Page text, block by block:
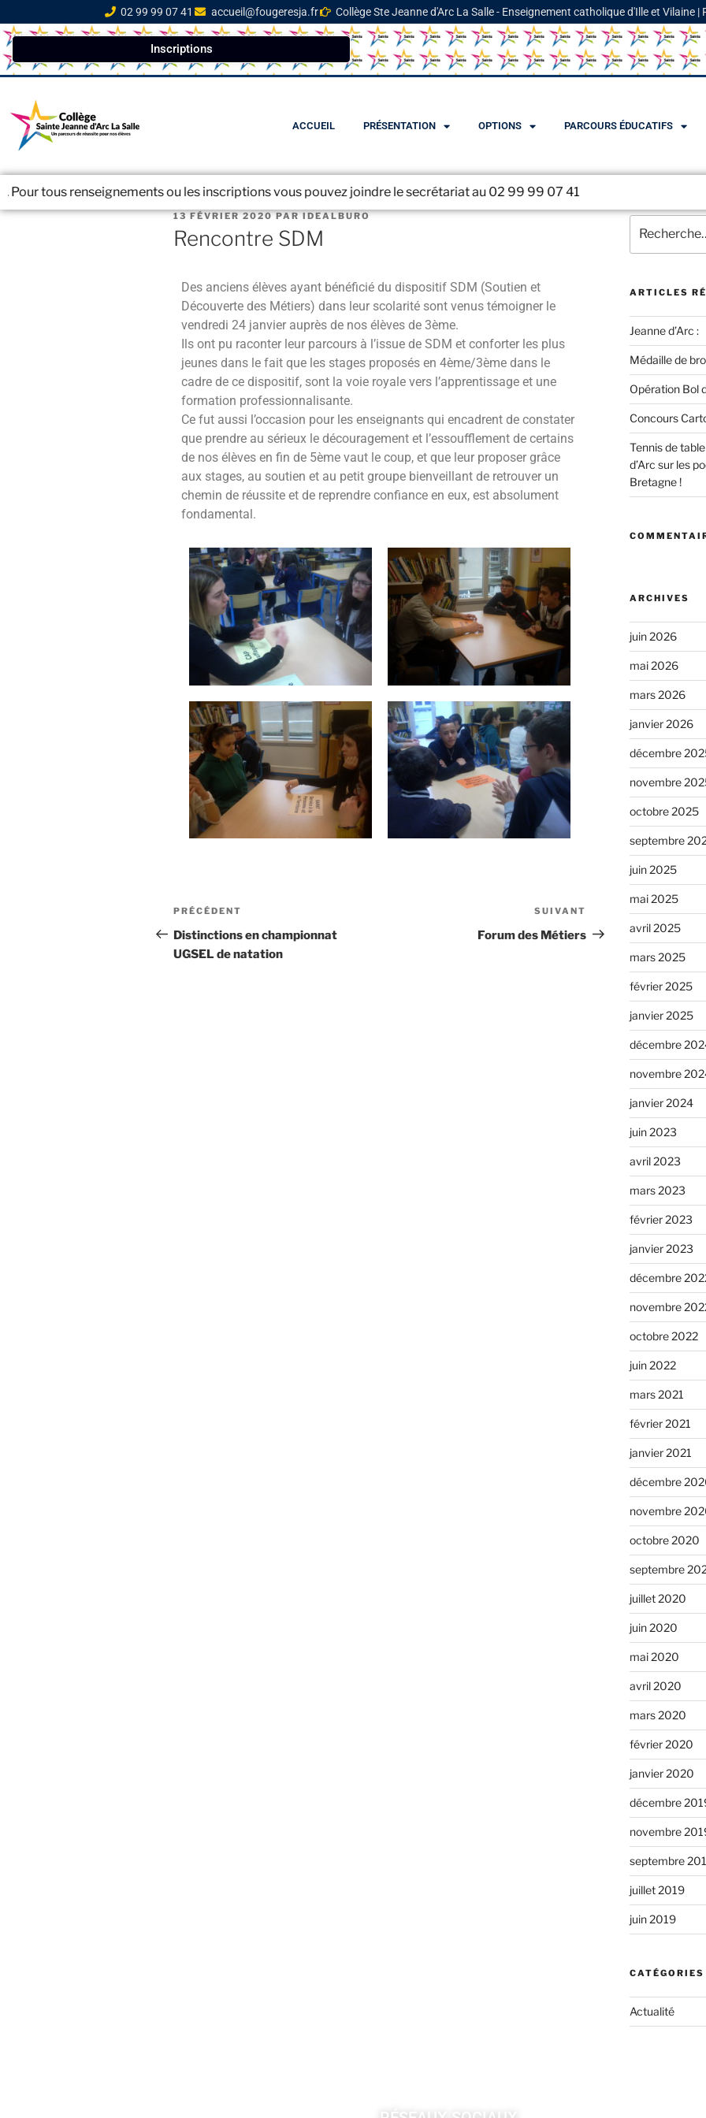
02 99 99 07 41 accueil@fougeresja.fr Collège Ste Jeanne d'Arc La Salle - Enseignement catholique d'Ille et Vilaine |
Inscriptions
ACCUEIL PRÉSENTATION OPTIONS PARCOURS ÉDUCATIFS
ou les inscriptions vous pouvez joindre le secrétariat au 02 99 99 07 41
13 FÉVRIER 2020PARIDEALBURO
Rencontre SDM
Des anciens élèves ayant bénéficié du dispositif SDM (Soutien et
Découverte des Métiers) dans leur scolarité sont venus témoigner le
vendredi 24 janvier auprès de nos élèves de 3ème.
Ils ont pu raconter leur parcours à l’issue de SDM et conforter les plus
jeunes dans le fait que les stages proposés en 4ème/3ème dans le
cadre de ce dispositif, sont la voie royale vers l’apprentissage et une
formation professionnalisante.
Ce fut aussi l’occasion pour les enseignants qui encadrent de constater
que prendre au sérieux le découragement et l’essoufflement de certains
de nos élèves en fin de 5ème vaut le coup, et que leur proposer grâce
aux stages, au soutien et au petit groupe bienveillant de retrouver un
chemin de réussite et de reprendre confiance en eux, est absolument
fondamental.
PRÉCÉDENT
Distinctions en championnat
UGSEL de natation
SUIVANT
Forum des Métiers
ARTICLES
Jeanne d’Arc :
Médaille de
Opération Bol
Concours
Tennis de
d’Arc sur les
Bretagne !
ARCHIVES
juin 2026
mai 2026
mars 2026
janvier 2026
décembre
novembre
octobre 2025
septembre
juin 2025
mai 2025
avril 2025
mars 2025
février 2025
janvier 2025
décembre
novembre
janvier 2024
juin 2023
avril 2023
mars 2023
février 2023
janvier 2023
décembre
novembre
octobre 2022
juin 2022
mars 2021
février 2021
janvier 2021
décembre
novembre
octobre 2020
septembre
juillet 2020
juin 2020
mai 2020
avril 2020
mars 2020
février 2020
janvier 2020
décembre
novembre
septembre
juillet 2019
juin 2019
CATÉGORIES
Actualité